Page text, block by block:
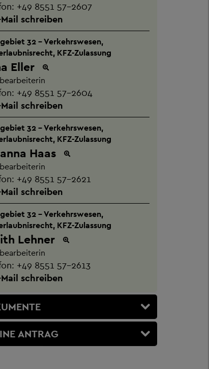
+49 8551 57-2607
Mail schreiben
32 - Verkehrswesen,
KFZ-Zulassung
Eller
+49 8551 57-2604
Mail schreiben
32 - Verkehrswesen,
KFZ-Zulassung
Haas
+49 8551 57-2621
Mail schreiben
32 - Verkehrswesen,
KFZ-Zulassung
Lehner
+49 8551 57-2613
Mail schreiben
ANTRAG